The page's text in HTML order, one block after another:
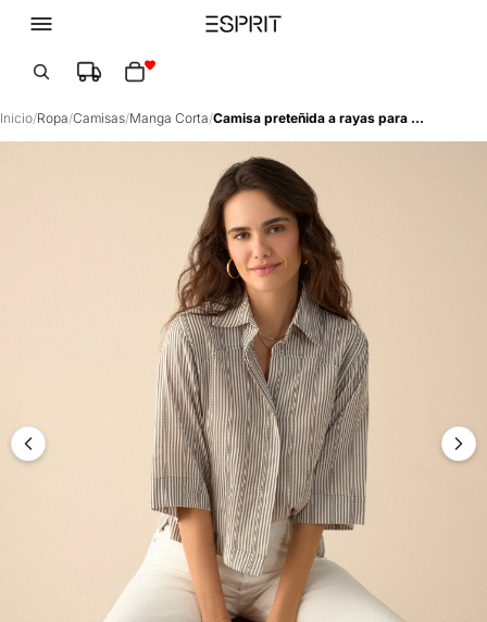
Inicio/Ropa/Camisas/Manga Corta/ Camisa preteñida a rayas para mujer - Verde